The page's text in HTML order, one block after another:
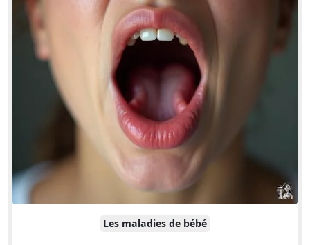
Les maladies de bébé